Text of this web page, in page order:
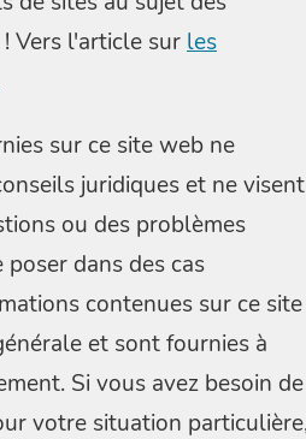
Vers l'article sur les
sur ce site web ne
juridiques et ne visent
ou des problèmes
dans des cas
contenues sur ce site
et sont fournies à
Si vous avez besoin de
votre situation